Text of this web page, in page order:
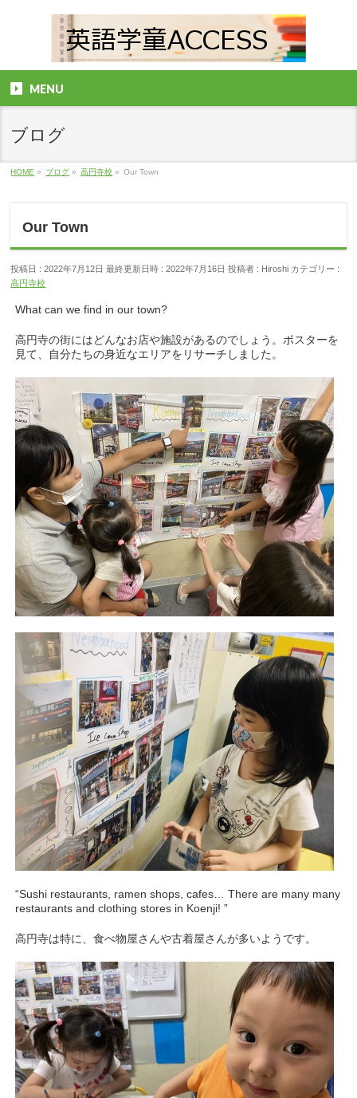
MENU
ブログ
HOME » ブログ » 高円寺校 » Our Town
Our Town
投稿日 : 2022年7月12日 最終更新日時 : 2022年7月16日 投稿者 : Hiroshi カテゴリー :
高円寺校
What can we find in our town?
高円寺の街にはどんなお店や施設があるのでしょう。ポスターを
見て、自分たちの身近なエリアをリサーチしました。
“Sushi restaurants, ramen shops, cafes… There are many many
restaurants and clothing stores in Koenji! ”
高円寺は特に、食べ物屋さんや古着屋さんが多いようです。